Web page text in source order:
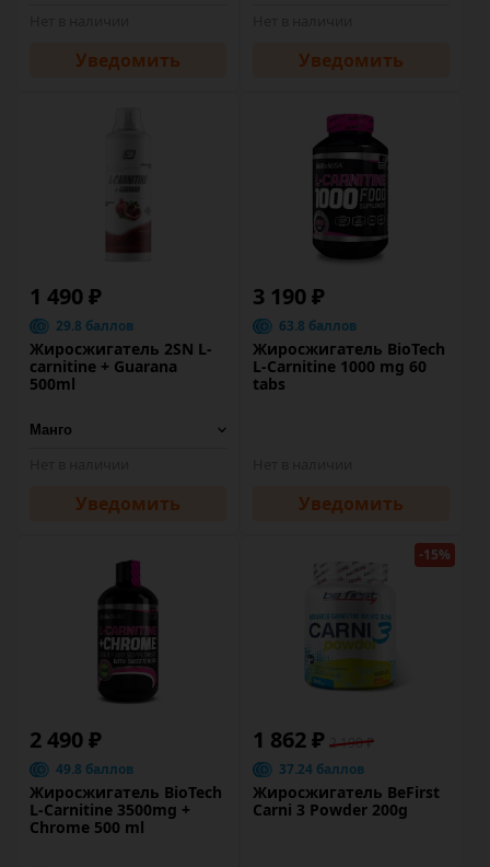
Уведомить Уведомить
1 490 ₽
29.8 баллов
Жиросжигатель 2SN L-
carnitine + Guarana
500ml
Уведомить
3 190 ₽
63.8 баллов
Жиросжигатель BioTech
L-Carnitine 1000 mg 60
tabs
Уведомить
2 490 ₽
49.8 баллов
Жиросжигатель BioTech
L-Carnitine 3500mg +
Chrome 500 ml
-15%
1 862 ₽ 2 190 ₽
37.24 баллов
Жиросжигатель BeFirst
Carni 3 Powder 200g